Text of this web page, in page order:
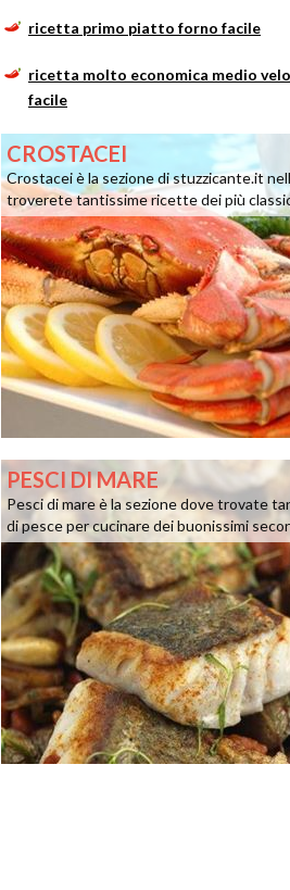
ricetta primo piatto forno facile
ricetta molto economica medio
facile
CROSTACEI
Crostacei è la sezione di stuzzicante.it
troverete tantissime ricette dei più
PESCI DI MARE
Pesci di mare è la sezione dove trovate
di pesce per cucinare dei buonissimi